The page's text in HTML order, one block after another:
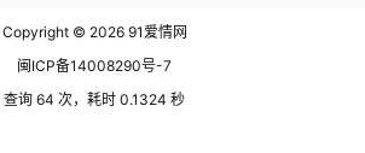
Copyright © 202691爱情网
闽ICP备14008290号-7
查询 64 次，耗时 0.1324 秒